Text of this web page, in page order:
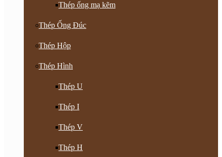
Thép ống mạ kẽm
Thép Ống Đúc
Thép Hộp
Thép Hình
Thép U
Thép I
Thép V
Thép H